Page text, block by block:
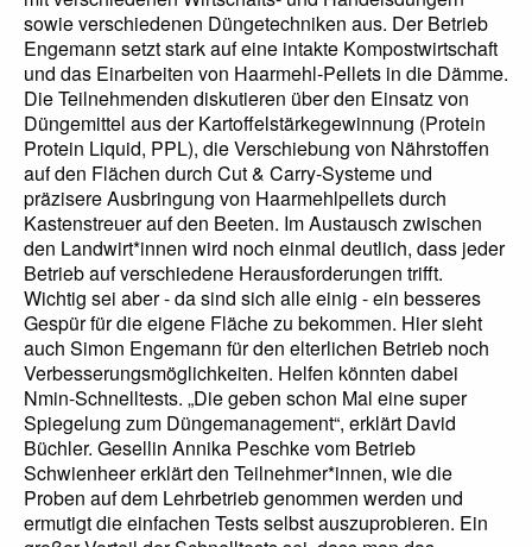
sowie verschiedenen Düngetechniken aus. Der Betrieb
Engemann setzt stark auf eine intakte Kompostwirtschaft
und das Einarbeiten von Haarmehl-Pellets in die Dämme.
Die Teilnehmenden diskutieren über den Einsatz von
Düngemittel aus der Kartoffelstärkegewinnung (Protein
Protein Liquid, PPL), die Verschiebung von Nährstoffen
auf den Flächen durch Cut & Carry-Systeme und
präzisere Ausbringung von Haarmehlpellets durch
Kastenstreuer auf den Beeten. Im Austausch zwischen
den Landwirt*innen wird noch einmal deutlich, dass jeder
Betrieb auf verschiedene Herausforderungen trifft.
Wichtig sei aber - da sind sich alle einig - ein besseres
Gespür für die eigene Fläche zu bekommen. Hier sieht
auch Simon Engemann für den elterlichen Betrieb noch
Verbesserungsmöglichkeiten. Helfen könnten dabei
Nmin-Schnelltests. „Die geben schon Mal eine super
Spiegelung zum Düngemanagement“, erklärt David
Büchler. Gesellin Annika Peschke vom Betrieb
Schwienheer erklärt den Teilnehmer*innen, wie die
Proben auf dem Lehrbetrieb genommen werden und
ermutigt die einfachen Tests selbst auszuprobieren. Ein